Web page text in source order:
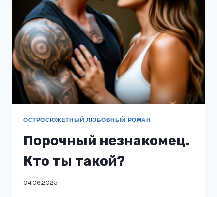
ОСТРОСЮЖЕТНЫЙ ЛЮБОВНЫЙ РОМАН
Порочный незнакомец.
Кто ты такой?
04.06.2025